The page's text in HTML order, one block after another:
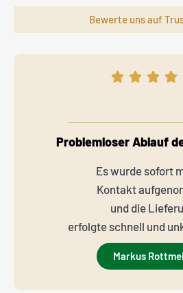
Bewerte uns auf
Problemloser Ablauf
Es wurde sofort
Kontakt
und die
erfolgte schnell und
Markus